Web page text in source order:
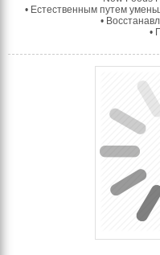
• Естественным путем
•
•